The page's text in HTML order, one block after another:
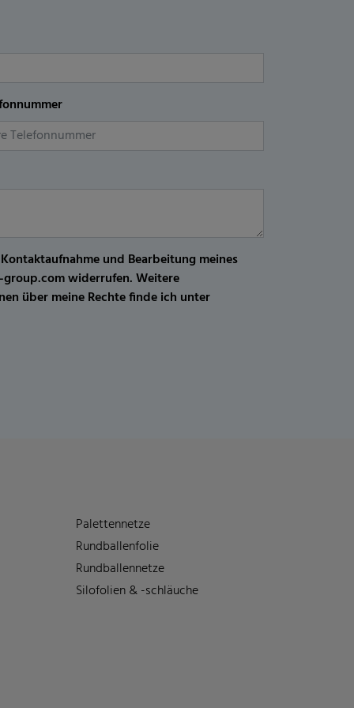
und Bearbeitung meines
widerrufen. Weitere
über meine Rechte finde ich unter
Palettennetze
Rundballenfolie
Rundballennetze
Silofolien & -schläuche